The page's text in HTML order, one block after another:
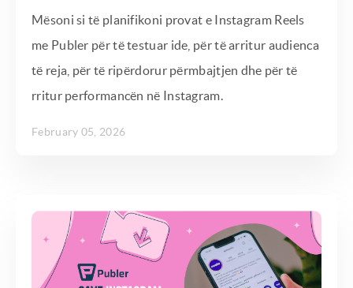
Mësoni si të planifikoni provat e Instagram Reels
me Publer për të testuar ide, për të arritur audienca
të reja, për të ripërdorur përmbajtjen dhe për të
rritur performancën në Instagram.
February 05, 2026